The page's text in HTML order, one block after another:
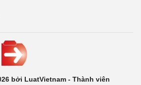
bởi LuatVietnam - Thành viên